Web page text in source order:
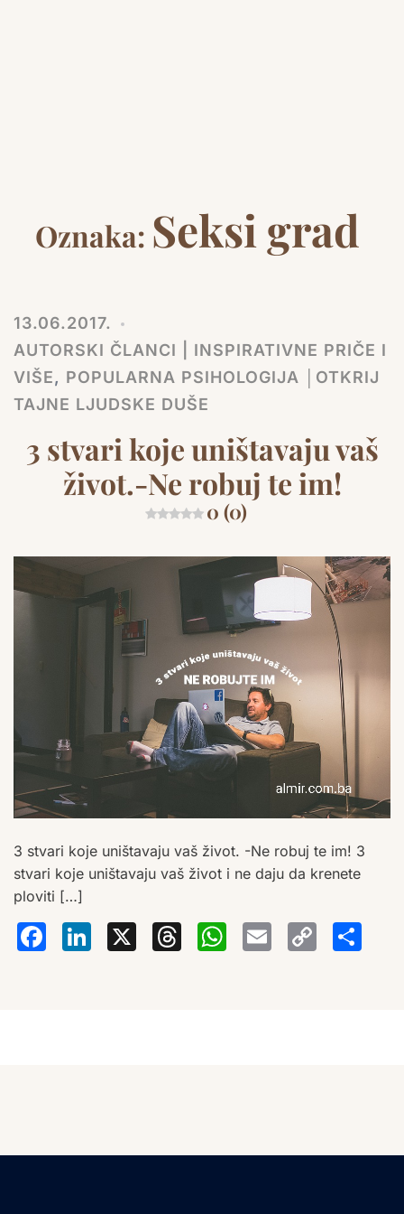
Oznaka: Seksi grad
13.06.2017.
AUTORSKI ČLANCI | INSPIRATIVNE PRIČE I
VIŠE, POPULARNA PSIHOLOGIJA │OTKRIJ
TAJNE LJUDSKE DUŠE
3 stvari koje uništavaju vaš
život.-Ne robuj te im!
0 (0)
3 stvari koje uništavaju vaš život. -Ne robuj te im! 3
stvari koje uništavaju vaš život i ne daju da krenete
ploviti […]
Facebook
LinkedIn
X Threads
Email